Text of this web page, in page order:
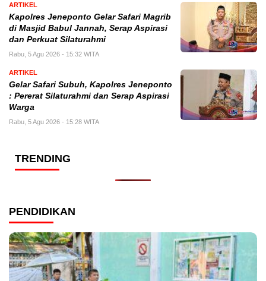
ARTIKEL
Kapolres Jeneponto Gelar Safari Magrib
di Masjid Babul Jannah, Serap Aspirasi
dan Perkuat Silaturahmi
Rabu, 5 Agu 2026 - 15:32 WITA
ARTIKEL
Gelar Safari Subuh, Kapolres Jeneponto
: Pererat Silaturahmi dan Serap Aspirasi
Warga
Rabu, 5 Agu 2026 - 15:28 WITA
TRENDING
PENDIDIKAN